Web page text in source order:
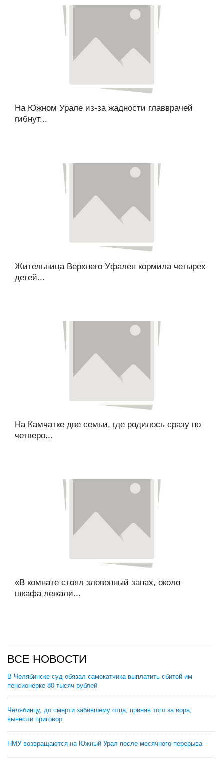
На Южном Урале из-за жадности главврачей
гибнут...
Жительница Верхнего Уфалея кормила четырех
детей...
На Камчатке две семьи, где родилось сразу по
четверо...
«В комнате стоял зловонный запах, около
шкафа лежали...
ВСЕ НОВОСТИ
В Челябинске суд обязал самокатчика выплатить сбитой им
пенсионерке 80 тысяч рублей
Челябинцу, до смерти забившему отца, приняв того за вора,
вынесли приговор
НМУ возвращаются на Южный Урал после месячного перерыва